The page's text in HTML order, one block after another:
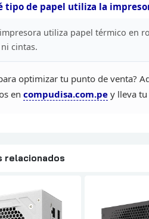
tipo de papel utiliza la
utiliza papel térmico en
cintas.
optimizar tu punto de venta?
en compudisa.com.pe y lleva
relacionados